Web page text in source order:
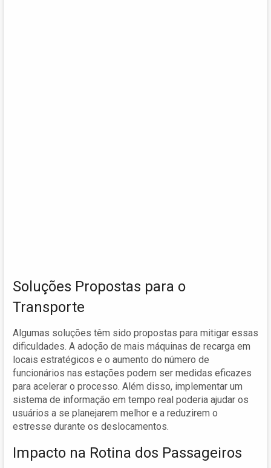
Soluções Propostas para o
Transporte
Algumas soluções têm sido propostas para mitigar essas
dificuldades. A adoção de mais máquinas de recarga em
locais estratégicos e o aumento do número de
funcionários nas estações podem ser medidas eficazes
para acelerar o processo. Além disso, implementar um
sistema de informação em tempo real poderia ajudar os
usuários a se planejarem melhor e a reduzirem o
estresse durante os deslocamentos.
Impacto na Rotina dos Passageiros